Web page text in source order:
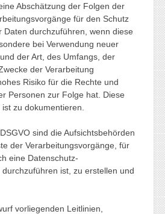
Abschätzung der Folgen der
für den Schutz
Daten durchzuführen, wenn diese
bei Verwendung neuer
der Art, des Umfangs, der
der Verarbeitung
Risiko für die Rechte und
Personen zur Folge hat. Diese
zu dokumentieren.
sind die Aufsichtsbehörden
der Verarbeitungsvorgänge, für
eine Datenschutz-
ist, zu erstellen und
vorliegenden Leitlinien,